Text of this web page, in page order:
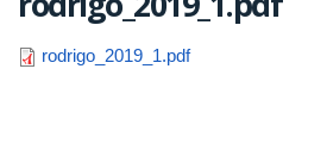
rodrigo_2019_1.pdf